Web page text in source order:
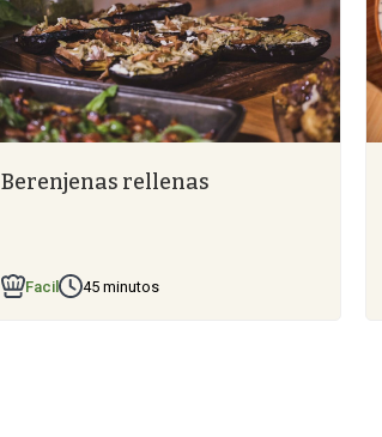
Berenjenas rellenas
Facil 45 minutos